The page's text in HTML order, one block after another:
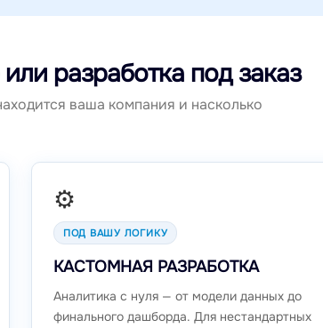
разработка под заказ
ваша компания и насколько
⚙️
ПОД ВАШУ ЛОГИКУ
КАСТОМНАЯ РАЗРАБОТКА
Аналитика с нуля — от модели данных до
финального дашборда. Для нестандартных